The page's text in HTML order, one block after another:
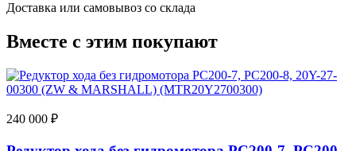
Доставка или самовывоз со склада
Вместе с этим покупают
240 000 ₽